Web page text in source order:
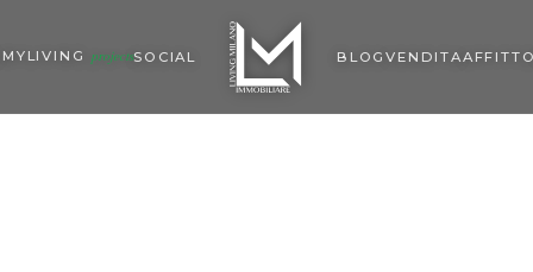
MYLIVING projectsSOCIAL BLOGVENDITA